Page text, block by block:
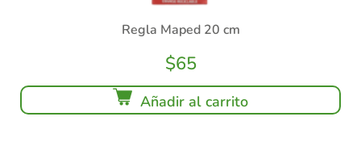
Regla Maped 20 cm
$65
Añadir al carrito